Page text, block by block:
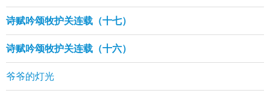
诗赋吟颂牧护关连载（十七）
诗赋吟颂牧护关连载（十六）
爷爷的灯光